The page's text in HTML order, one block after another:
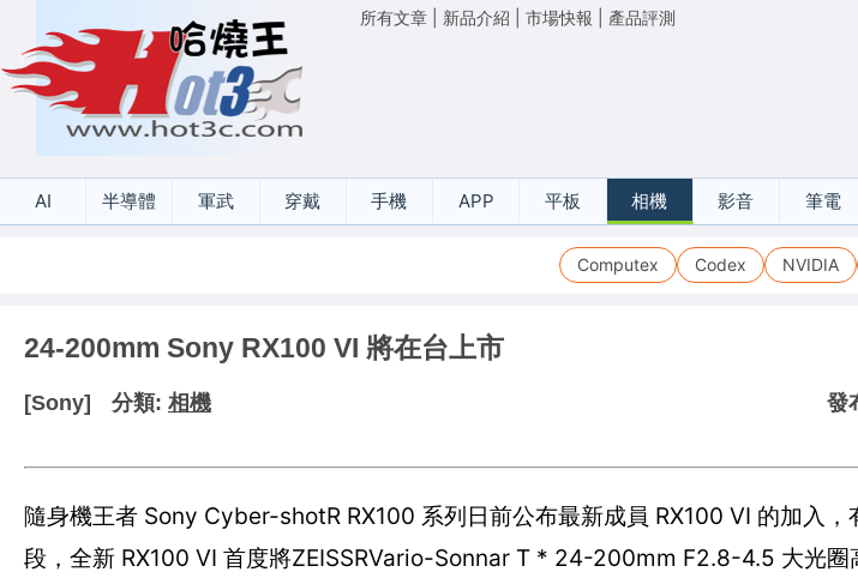
所有文章 新品介紹 市場快報 產品評測
AI 半導體 軍武 穿戴 手機 APP 平板 相機 影音 筆電
Computex Codex NVIDIA
24-200mm Sony RX100 VI 將在台上市
[Sony] 分類: 相機 發
隨身機王者 Sony Cyber-shotR RX100 系列日前公布最新成員 RX100 VI 的加入
段，全新 RX100 VI 首度將ZEISSRVario-Sonnar T * 24-200mm F2.8-4.5 大光圈